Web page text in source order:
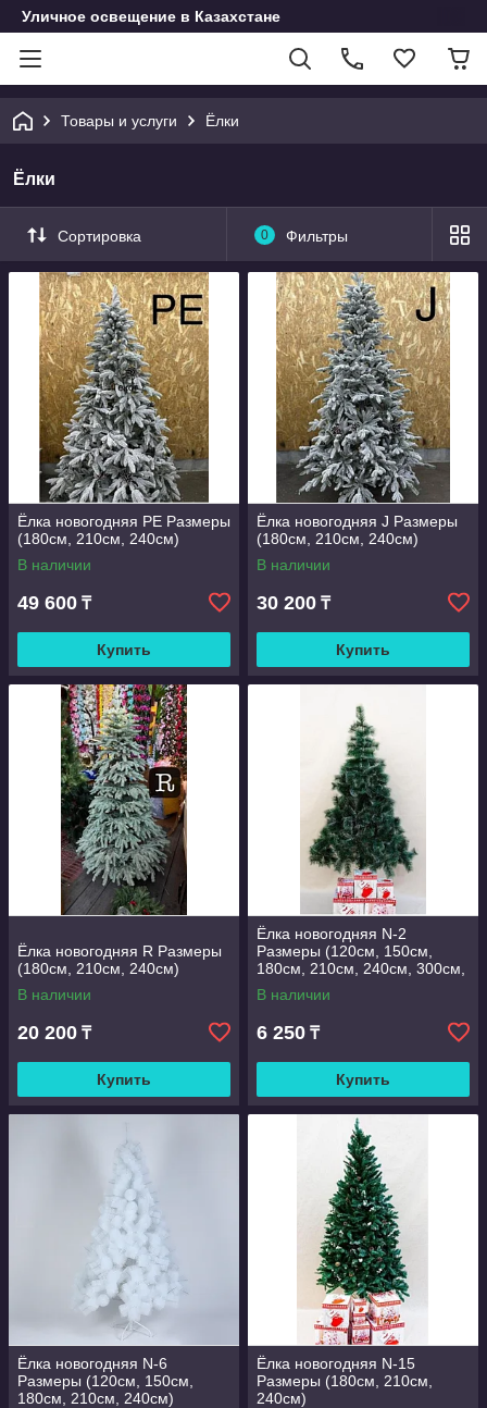
Уличное освещение в Казахстане
Товары и услуги Ёлки
Ёлки
Сортировка 0 Фильтры
Ёлка новогодняя PE Размеры
(180см, 210см, 240см)
В наличии
49 600 ₸
Купить
Ёлка новогодняя J Размеры
(180см, 210см, 240см)
В наличии
30 200 ₸
Купить
Ёлка новогодняя R Размеры
(180см, 210см, 240см)
В наличии
20 200 ₸
Купить
Ёлка новогодняя N-2
Размеры (120см, 150см,
180см, 210см, 240см, 300см,
500см)
В наличии
6 250 ₸
Купить
Ёлка новогодняя N-6
Размеры (120см, 150см,
180см, 210см, 240см)
Ёлка новогодняя N-15
Размеры (180см, 210см,
240см)